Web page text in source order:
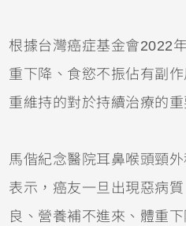
根據台灣癌症基金會2022
重下降、食慾不振佔有副
重維持的對於持續治療的重
馬偕紀念醫院耳鼻喉頭頸
表示，癌友一旦出現惡病
良、營養補不進來、體重